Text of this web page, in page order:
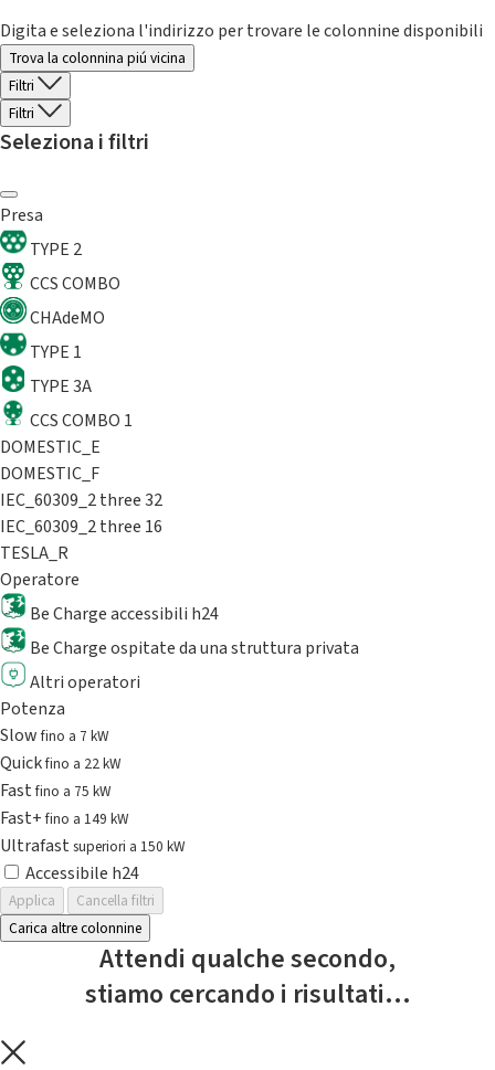
Digita e seleziona l'indirizzo per trovare le colonnine disponibili
Trova la colonnina piú vicina
Filtri
Filtri
Seleziona i filtri
Presa
TYPE 2
CCS COMBO
CHAdeMO
TYPE 1
TYPE 3A
CCS COMBO 1
DOMESTIC_E
DOMESTIC_F
IEC_60309_2 three 32
IEC_60309_2 three 16
TESLA_R
Operatore
Be Charge accessibili h24
Be Charge ospitate da una struttura privata
Altri operatori
Potenza
Slowfino a 7 kW
Quickfino a 22 kW
Fastfino a 75 kW
Fast+fino a 149 kW
Ultrafast superiori a 150 kW
Accessibile h24
Applica
Cancella filtri
Carica altre colonnine
Attendi qualche secondo,
stiamo cercando i risultati...